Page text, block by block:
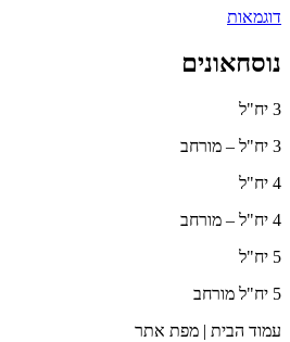
דוגמאות
נוסחאונים
3 יח"ל
3 יח"ל – מורחב
4 יח"ל
4 יח"ל – מורחב
5 יח"ל
5 יח"ל מורחב
עמוד הבית | מפת אתר